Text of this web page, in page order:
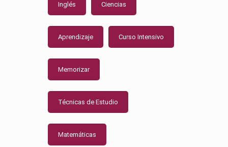
Inglés Ciencias
Aprendizaje Curso Intensivo
Memorizar
Técnicas de Estudio
Matemáticas